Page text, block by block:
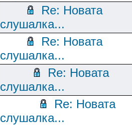
Re: Новата
слушалка...
Re: Новата
слушалка...
Re: Новата
слушалка...
Re: Новата
слушалка...